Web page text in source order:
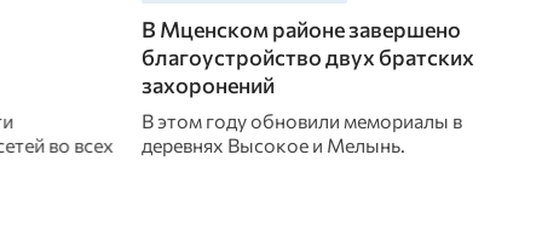
в
Прокуратура добилась устранения
нарушений пожарной безопасности
в лесах Орловщины
Некоторые лесопользователи
своевременно не выполнили меры по